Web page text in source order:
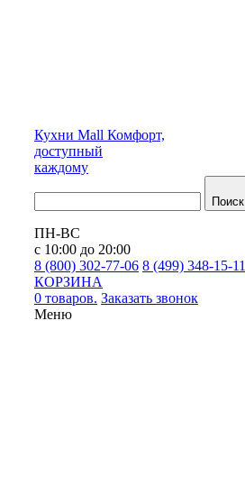
Кухни Mall Комфорт,
доступный
каждому
Поиск
ПН-ВС
с 10:00 до 20:00
8 (800) 302-77-06 8 (499) 348-15-11
КОРЗИНА
0 товаров. Заказать звонок
Меню